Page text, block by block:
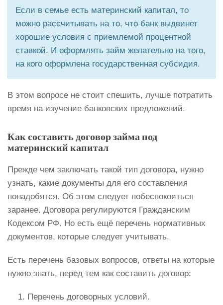
Если в семье есть материнский капитал, то
можно рассчитывать на то, что банк выдвинет
хорошие условия с приемлемой процентной
ставкой. И оформлять займ желательно на того,
на кого оформлена государственная субсидия.
В этом вопросе не стоит спешить, лучше потратить
время на изучение банковских предложений.
Как составить договор займа под
материнский капитал
Прежде чем заключать такой тип договора, нужно
узнать, какие документы для его составления
понадобятся. Об этом следует побеспокоиться
заранее. Договора регулируются Гражданским
Кодексом РФ. Но есть ещё перечень нормативных
документов, которые следует учитывать.
Есть перечень базовых вопросов, ответы на которые
нужно знать, перед тем как составить договор:
Перечень договорных условий.